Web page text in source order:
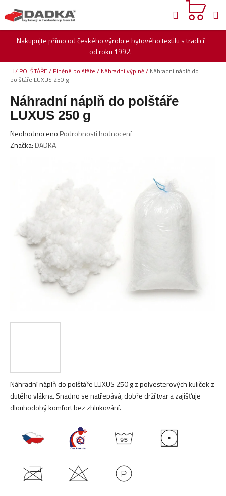
na
obsah
Nakupujte přímo od českého výrobce bytového textilu s tradicí
od roku 1992.
Hledat
Domů
/ POLŠTÁŘE / Plněné polštáře / Náhradní výplně/ Náhradní náplň do
polštáře LUXUS 250 g
Náhradní náplň do polštáře LUXUS 250 g z polyesterových kuliček z
dutého vlákna. Snadno se natřepává, dobře drží tvar a zajišťuje
dlouhodobý komfort bez zhlukování.
Náhradní náplň do polštáře
LUXUS 250 g
Průměrné
hodnocení
Neohodnoceno Podrobnosti hodnocení
Značka: DADKA